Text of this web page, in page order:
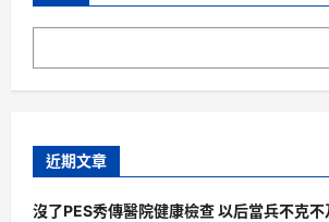
近期文章
沒了PES秀傳醫院健康檢查 以后當兵不克